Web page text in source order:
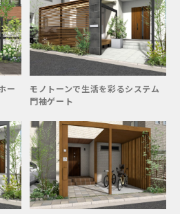
ー
モノトーンで生活を彩るシステム
門袖ゲート